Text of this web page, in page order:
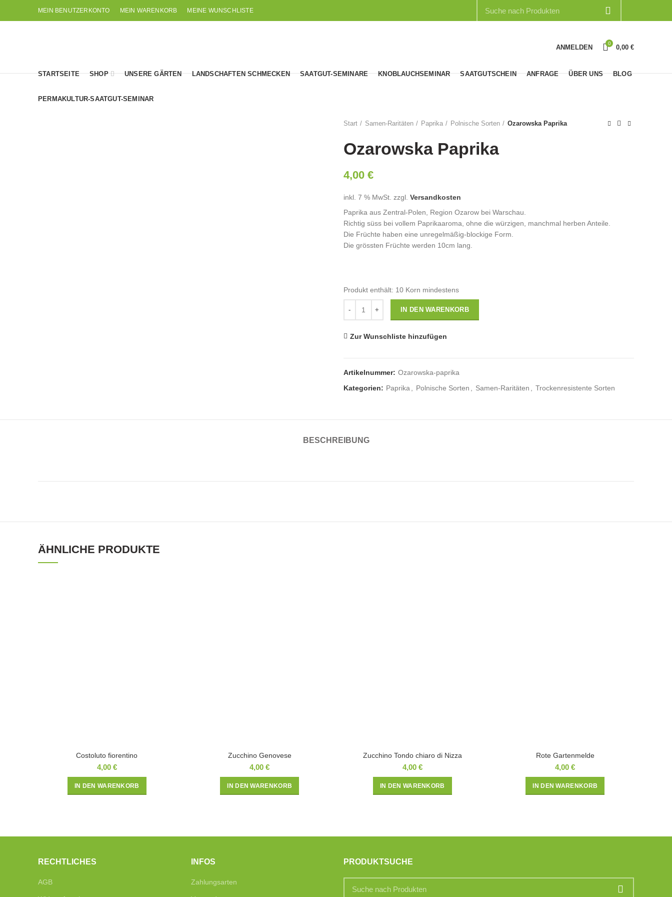
MEIN BENUTZERKONTO MEIN WARENKORB MEINE WUNSCHLISTE
ANMELDEN 0 0,00 €
STARTSEITE SHOP UNSERE GÄRTEN LANDSCHAFTEN SCHMECKEN SAATGUT-SEMINARE KNOBLAUCHSEMINAR SAATGUTSCHEIN ANFRAGE ÜBER UNS BLOG
PERMAKULTUR-SAATGUT-SEMINAR
Start Samen-Raritäten Paprika Polnische Sorten Ozarowska Paprika
Ozarowska Paprika
4,00 €
inkl. 7 % MwSt. zzgl. Versandkosten
Paprika aus Zentral-Polen, Region Ozarow bei Warschau.
Richtig süss bei vollem Paprikaaroma, ohne die würzigen, manchmal herben Anteile.
Die Früchte haben eine unregelmäßig-blockige Form.
Die grössten Früchte werden 10cm lang.
Produkt enthält: 10 Korn mindestens
IN DEN WARENKORB
Zur Wunschliste hinzufügen
Artikelnummer: Ozarowska-paprika
Kategorien: Paprika Polnische Sorten Samen-Raritäten Trockenresistente Sorten
BESCHREIBUNG
ÄHNLICHE PRODUKTE
Costoluto fiorentino
4,00 €
IN DEN WARENKORB
Zucchino Genovese
4,00€
IN DEN WARENKORB
Zucchino Tondo chiaro di Nizza
4,00 €
IN DEN WARENKORB
Rote Gartenmelde
4,00€
IN DEN WARENKORB
RECHTLICHES
AGB
INFOS
Zahlungsarten
PRODUKTSUCHE